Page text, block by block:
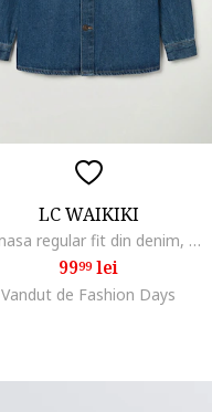
LC WAIKIKI
Camasa regular fit din denim, Albastru inchis
9999lei
Vandut de Fashion Days